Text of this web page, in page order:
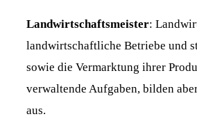
Landwirtschaftsmeister:
landwirtschaftliche Betriebe und
sowie die Vermarktung ihrer
verwaltende Aufgaben, bilden
aus.